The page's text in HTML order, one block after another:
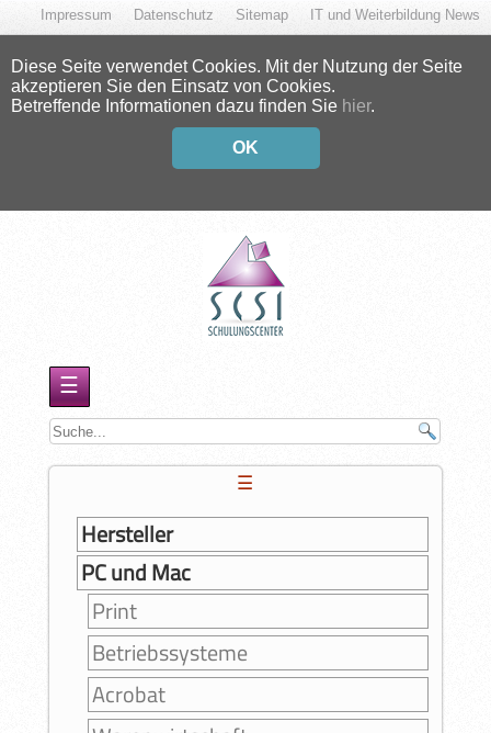
IT und Weiterbildung News
Sitemap
Datenschutz
Impressum
Diese Seite verwendet Cookies. Mit der Nutzung der Seite
akzeptieren Sie den Einsatz von Cookies.
Betreffende Informationen dazu finden Sie hier.
OK
☰
☰
Hersteller
PC und Mac
Print
Betriebssysteme
Acrobat